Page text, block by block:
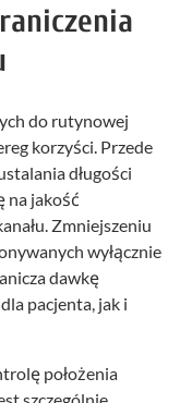
do rutynowej
korzyści. Przede
długości
na jakość
Zmniejszeniu
wyłącznie
dawkę
pacjenta, jak i
położenia